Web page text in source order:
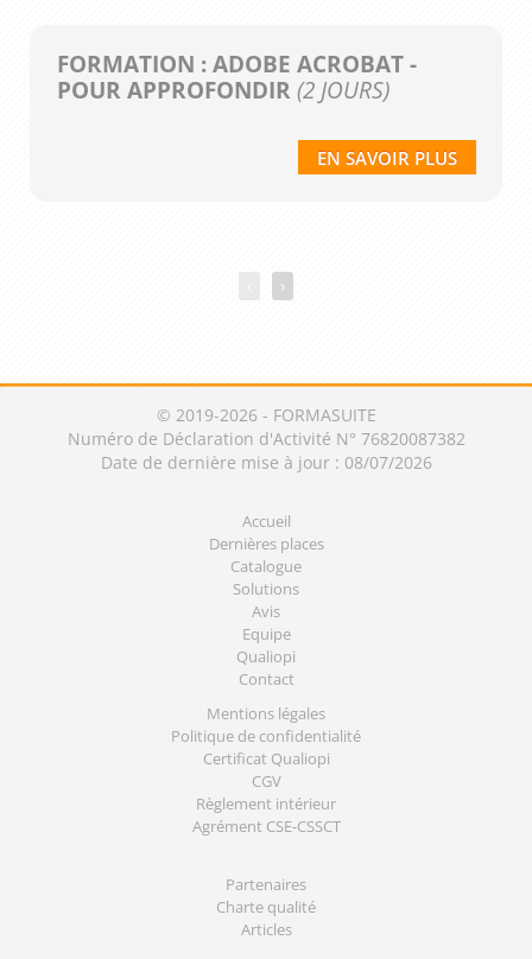
FORMATION : ADOBE ACROBAT -
POUR APPROFONDIR (2 JOURS)
EN SAVOIR PLUS
›
© 2019-2026 - FORMASUITE
Numéro de Déclaration d'Activité N° 76820087382
Date de dernière mise à jour : 08/07/2026
Accueil
Dernières places
Catalogue
Solutions
Avis
Equipe
Qualiopi
Contact
Mentions légales
Politique de confidentialité
Certificat Qualiopi
CGV
Règlement intérieur
Agrément CSE-CSSCT
Partenaires
Charte qualité
Articles